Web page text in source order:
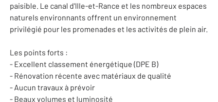
paisible. Le canal d'Ille-et-Rance et les nombreux espaces
naturels environnants offrent un environnement
privilégié pour les promenades et les activités de plein air.
Les points forts :
- Excellent classement énergétique (DPE B)
- Rénovation récente avec matériaux de qualité
- Aucun travaux à prévoir
- Beaux volumes et luminosité